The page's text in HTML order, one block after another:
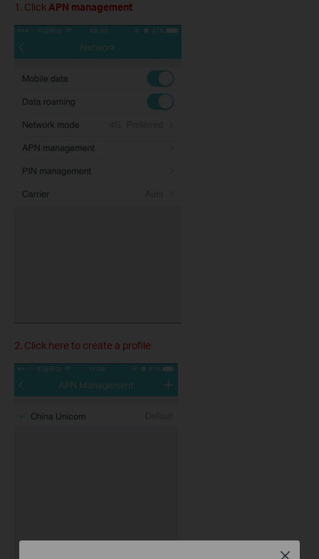
1. Click APN management
2. Click here to create a profile
Close